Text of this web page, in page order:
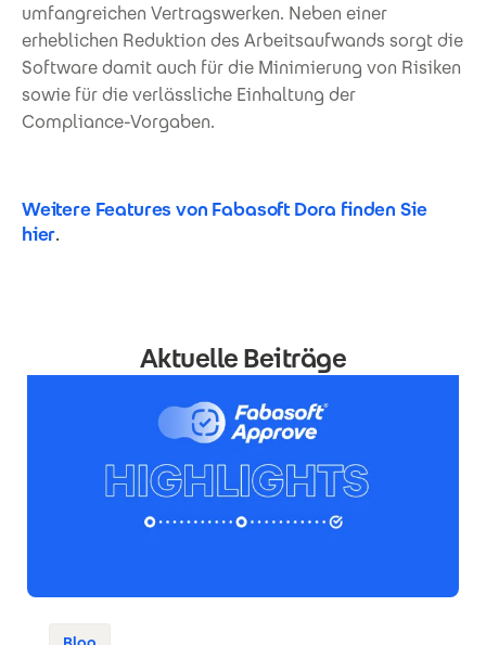
umfangreichen Vertragswerken. Neben einer
erheblichen Reduktion des Arbeitsaufwands sorgt die
Software damit auch für die Minimierung von Risiken
sowie für die verlässliche Einhaltung der
Compliance-Vorgaben.
Weitere Features von Fabasoft Dora finden Sie
hier.
Aktuelle Beiträge